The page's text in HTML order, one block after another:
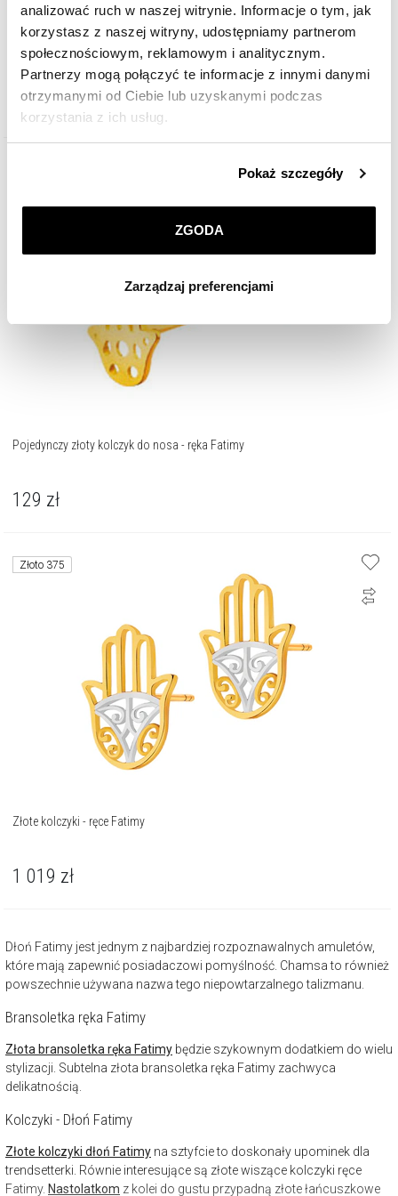
analizować ruch w naszej witrynie. Informacje o tym, jak
korzystasz z naszej witryny, udostępniamy partnerom
społecznościowym, reklamowym i analitycznym.
Partnerzy mogą połączyć te informacje z innymi danymi
otrzymanymi od Ciebie lub uzyskanymi podczas
korzystania z ich usług.
przez nas plików cookie znajdziesz wPolityce
korzystamy. Możesz również wybrać jaki rodzaj plików
Zarządzaj preferencjami. W każdej chwili możesz
dokonać zmiany wybranych przez Ciebie plików cookie.
Pokaż szczegóły
ZGODA
Zarządzaj preferencjami
Złote kolczyki - ręce Fatimy
599 zł
Pojedynczy złoty kolczyk do nosa - ręka Fatimy
129 zł
Złoto 375
Złote kolczyki - ręce Fatimy
1 019 zł
Dłoń Fatimy jest jednym z najbardziej rozpoznawalnych amuletów,
które mają zapewnić posiadaczowi pomyślność. Chamsa to również
powszechnie używana nazwa tego niepowtarzalnego talizmanu.
Bransoletka ręka Fatimy
Złota bransoletka ręka Fatimy będzie szykownym dodatkiem do wielu
stylizacji. Subtelna złota bransoletka ręka Fatimy zachwyca
delikatnością.
Kolczyki - Dłoń Fatimy
Złote kolczyki dłoń Fatimy na sztyfcie to doskonały upominek dla
trendsetterki. Równie interesujące są złote wiszące kolczyki ręce
Fatimy. Nastolatkom z kolei do gustu przypadną złote łańcuszkowe